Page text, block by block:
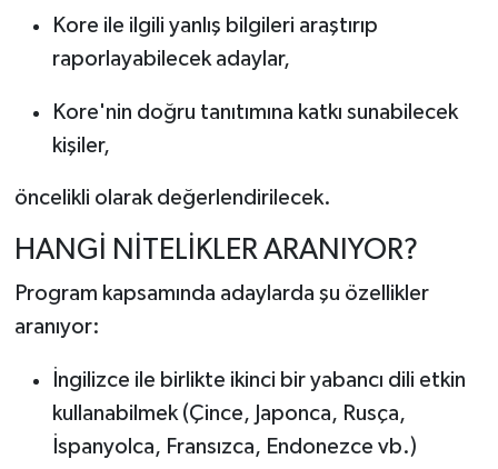
Kore ile ilgili yanlış bilgileri araştırıp
raporlayabilecek adaylar,
Kore'nin doğru tanıtımına katkı sunabilecek
kişiler,
öncelikli olarak değerlendirilecek.
HANGİ NİTELİKLER ARANIYOR?
Program kapsamında adaylarda şu özellikler
aranıyor:
İngilizce ile birlikte ikinci bir yabancı dili etkin
kullanabilmek (Çince, Japonca, Rusça,
İspanyolca, Fransızca, Endonezce vb.)